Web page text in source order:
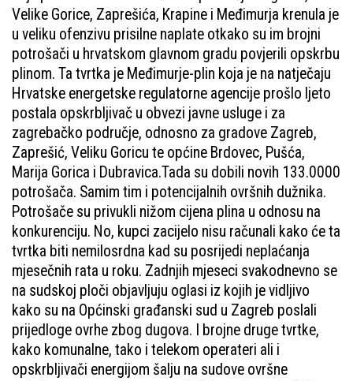
Velike Gorice, Zaprešića, Krapine i Međimurja krenula je
u veliku ofenzivu prisilne naplate otkako su im brojni
potrošači u hrvatskom glavnom gradu povjerili opskrbu
plinom. Ta tvrtka je Međimurje-plin koja je na natječaju
Hrvatske energetske regulatorne agencije prošlo ljeto
postala opskrbljivač u obvezi javne usluge i za
zagrebačko područje, odnosno za gradove Zagreb,
Zaprešić, Veliku Goricu te općine Brdovec, Pušća,
Marija Gorica i Dubravica.Tada su dobili novih 133.0000
potrošača. Samim tim i potencijalnih ovršnih dužnika.
Potrošače su privukli nižom cijena plina u odnosu na
konkurenciju. No, kupci zacijelo nisu računali kako će ta
tvrtka biti nemilosrdna kad su posrijedi neplaćanja
mjesečnih rata u roku. Zadnjih mjeseci svakodnevno se
na sudskoj ploči objavljuju oglasi iz kojih je vidljivo
kako su na Općinski građanski sud u Zagreb poslali
prijedloge ovrhe zbog dugova. I brojne druge tvrtke,
kako komunalne, tako i telekom operateri ali i
opskrbljivači energijom šalju na sudove ovršne